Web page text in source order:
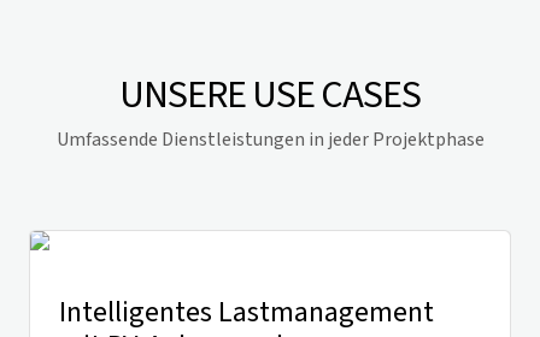
UNSERE USE CASES
Umfassende Dienstleistungen in jeder Projektphase
Intelligentes Lastmanagement